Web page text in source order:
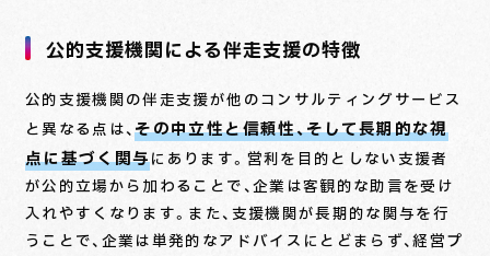
公的支援機関による伴走支援の特徴
公的支援機関の伴走支援が他のコンサルティングサービス
と異なる点は、その中立性と信頼性、そして長期的な視
点に基づく関与にあります。営利を目的としない支援者
が公的立場から加わることで、企業は客観的な助言を受け
入れやすくなります。また、支援機関が長期的な関与を行
うことで、企業は単発的なアドバイスにとどまらず、経営プ